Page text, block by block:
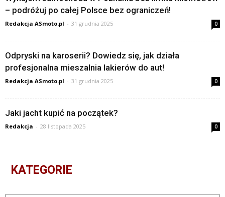
– podróżuj po całej Polsce bez ograniczeń!
Redakcja ASmoto.pl - 31 grudnia 2025 0
Odpryski na karoserii? Dowiedz się, jak działa
profesjonalna mieszalnia lakierów do aut!
Redakcja ASmoto.pl - 31 grudnia 2025 0
Jaki jacht kupić na początek?
Redakcja - 28 listopada 2025 0
KATEGORIE
Kategorie